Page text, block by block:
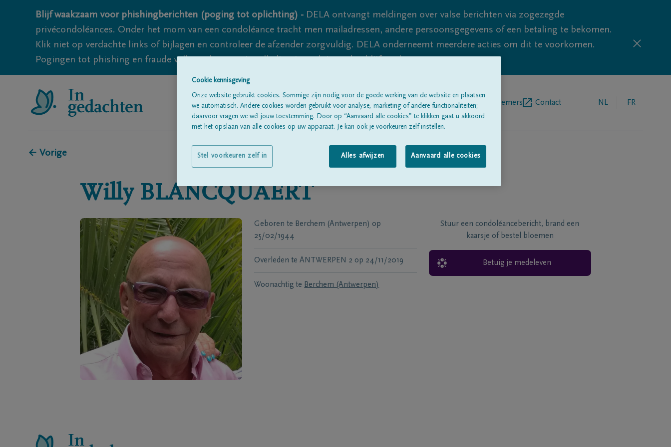
Blijf waakzaam voor phishingberichten (poging tot oplichting) - DELA ontvangt meldingen over valse berichten via zogezegde
privécondoléances. Onder het mom van een condoléance tracht men mailadressen, andere persoonsgegevens of een betaling te bekomen.
Klik niet op verdachte links of bijlagen en controleer de afzender zorgvuldig. DELA onderneemt meerdere acties om dit te voorkomen.
Pogingen tot phishing en fraude vallen echter nooit volledig uit te sluiten, dus blijf waakzaam.
Alle rouwberichtenOver onsBegrafenisondernemers Contact NL FR
← Vorige
Willy BLANCQUAERT
Geboren te Berchem (Antwerpen) op
25/02/1944
Overleden te ANTWERPEN 2 op 24/11/2019
Woonachtig te Berchem (Antwerpen)
Stuur een condoléancebericht, brand een
kaarsje of bestel bloemen
Betuig je medeleven
Cookie kennisgeving
Onze website gebruikt cookies. Sommige zijn nodig voor de goede werking van de website en plaatsen
we automatisch. Andere cookies worden gebruikt voor analyse, marketing of andere functionaliteiten;
daarvoor vragen we wél jouw toestemming. Door op “Aanvaard alle cookies” te klikken gaat u akkoord
met het opslaan van alle cookies op uw apparaat. Je kan ook je voorkeuren zelf instellen.
Alles afwijzen Aanvaard alle cookies
Stel voorkeuren zelf in